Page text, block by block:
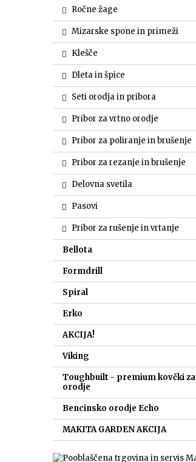
Ročne žage
Mizarske spone in primeži
Klešče
Dleta in špice
Seti orodja in pribora
Pribor za vrtno orodje
Pribor za poliranje in brušenje
Pribor za rezanje in brušenje
Delovna svetila
Pasovi
Pribor za rušenje in vrtanje
Bellota
Formdrill
Spiral
Erko
AKCIJA!
Viking
Toughbuilt - premium kovčki za
orodje
Bencinsko orodje Echo
MAKITA GARDEN AKCIJA